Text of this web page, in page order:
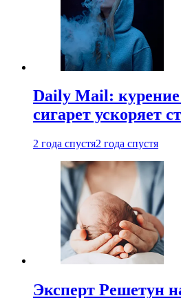
Daily Mail:
сигарет ускоряет
2 года спустя2 года спустя
Эксперт Решетун